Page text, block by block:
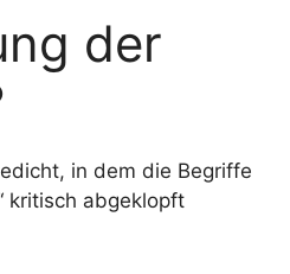
der
in dem die Begriffe
kritisch abgeklopft